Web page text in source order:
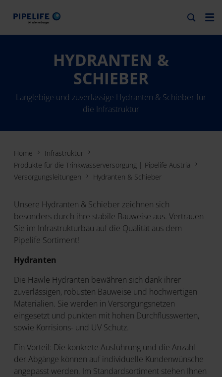
HYDRANTEN &
SCHIEBER
Langlebige und zuverlässige Hydranten & Schieber für
die Infrastruktur
Home
Infrastruktur
Produkte für die Trinkwasserversorgung | Pipelife Austria
Versorgungsleitungen
Hydranten & Schieber
Unsere Hydranten & Schieber zeichnen sich
besonders durch ihre stabile Bauweise aus. Vertrauen
Sie im Infrastrukturbau auf die Qualität aus dem
Pipelife Sortiment!
Hydranten
Die Hawle Hydranten bewähren sich dank ihrer
zuverlässigen, robusten Bauweise und hochwertigen
Materialien. Sie werden in Versorgungsnetzen
eingesetzt und punkten mit hohen Durchflusswerten,
sowie Korrisions- und UV Schutz.
Ein Vorteil: Die konkrete Ausführung und die Anzahl
der Abgänge können auf individuelle Kundenwünsche
angepasst werden. Im Standardsortiment stehen Ihnen